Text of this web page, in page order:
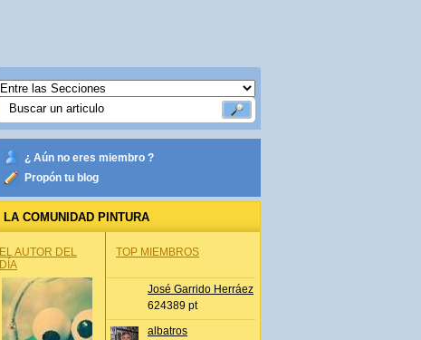
¿ Aún no eres miembro ?
Propón tu blog
LA COMUNIDAD PINTURA
EL AUTOR DEL
DÍA
TOP MIEMBROS
José Garrido Herráez
624389 pt
albatros